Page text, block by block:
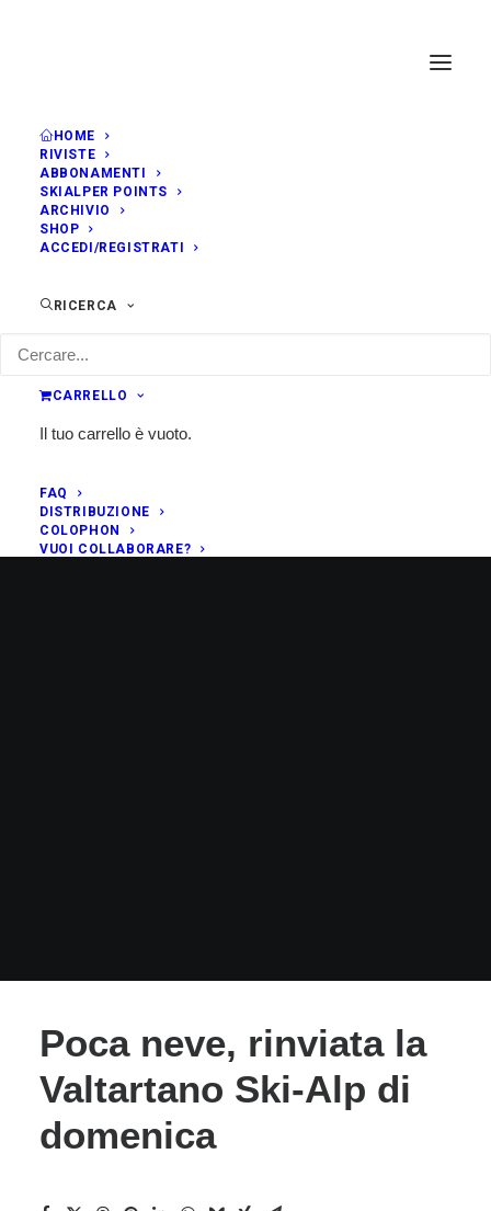
HOME
RIVISTE
ABBONAMENTI
SKIALPER POINTS
ARCHIVIO
SHOP
ACCEDI/REGISTRATI
RICERCA
CARRELLO
Il tuo carrello è vuoto.
FAQ
DISTRIBUZIONE
COLOPHON
VUOI COLLABORARE?
Poca neve, rinviata la
Valtartano Ski-Alp di
domenica